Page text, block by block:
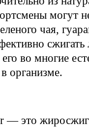
могут
чая,
во многие
организме.
— это